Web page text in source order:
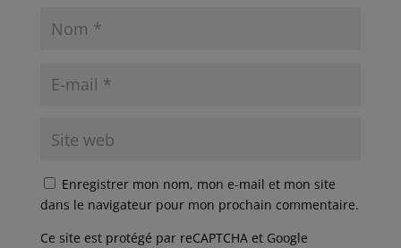
Enregistrer mon nom, mon e-mail et mon site
dans le navigateur pour mon prochain commentaire.
Ce site est protégé par reCAPTCHA et Google